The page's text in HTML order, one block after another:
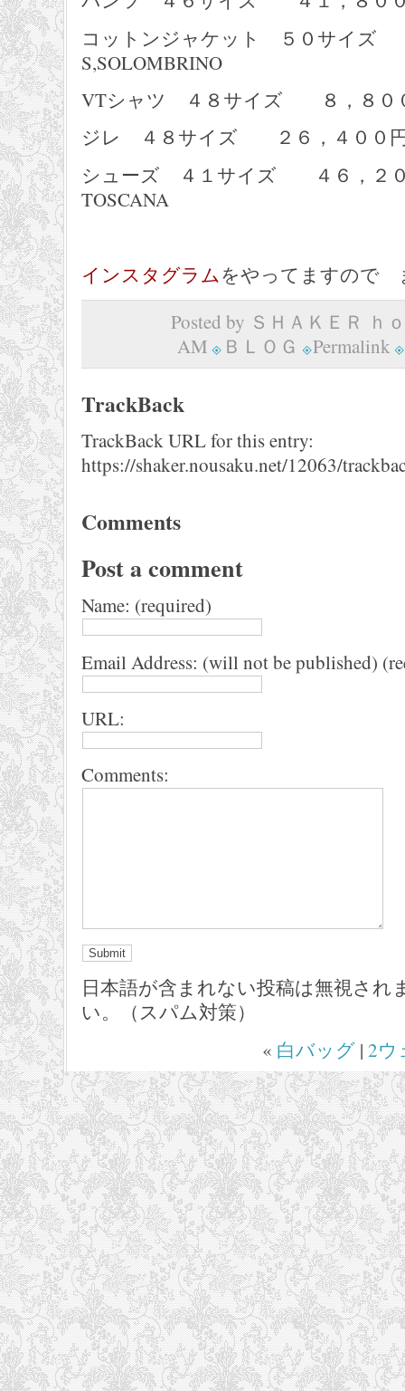
コットンジャケット ５０サイ
S,SOLOMBRINO
VTシャツ ４８サイズ ８，８０
ジレ ４８サイズ ２６，４００
シューズ ４１サイズ ４６，２
TOSCANA
インスタグラムをやってますので
Posted by ＳＨＡＫＥＲ ｈ
AM
ＢＬＯＧ Permalink
TrackBack
TrackBack URL for this entry:
https://shaker.nousaku.net/12063/
Comments
Post a comment
Name: (required)
Email Address: (will not be published)
URL:
Comments:
日本語が含まれない投稿は無視され
い。（スパム対策）
« 白バッグ | 2ウ